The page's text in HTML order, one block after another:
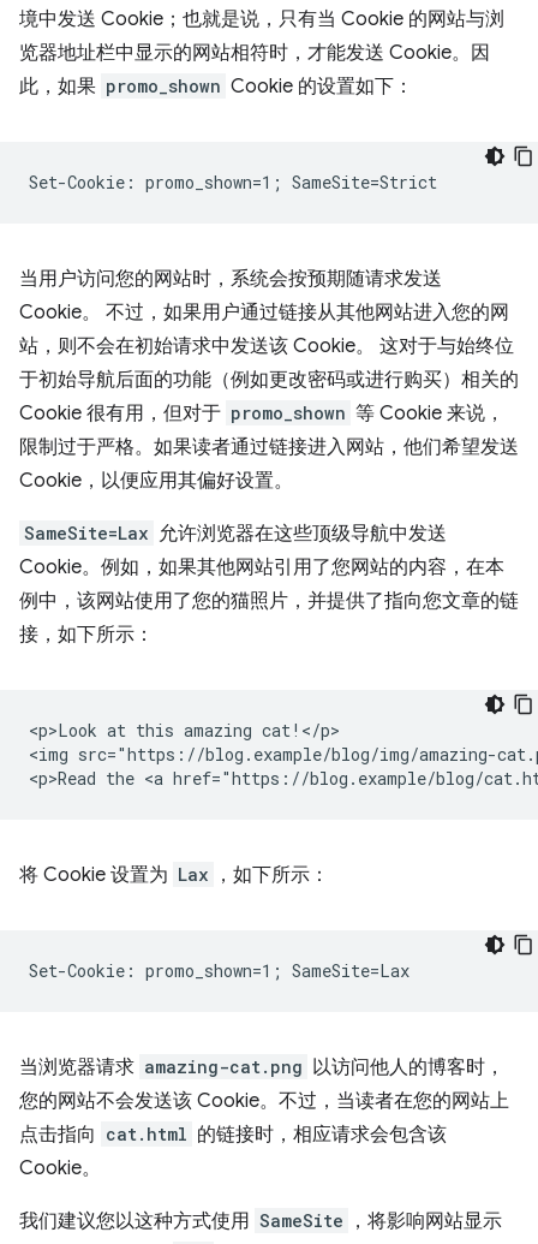
境中发送 Cookie；也就是说，只有当 Cookie 的网站与浏
览器地址栏中显示的网站相符时，才能发送 Cookie。因
此，如果 promo_shown Cookie 的设置如下：
当用户访问您的网站时，系统会按预期随请求发送
Cookie。 不过，如果用户通过链接从其他网站进入您的网
站，则不会在初始请求中发送该 Cookie。 这对于与始终位
于初始导航后面的功能（例如更改密码或进行购买）相关的
Cookie 很有用，但对于 promo_shown 等 Cookie 来说，
限制过于严格。如果读者通过链接进入网站，他们希望发送
Cookie，以便应用其偏好设置。
SameSite=Lax 允许浏览器在这些顶级导航中发送
Cookie。例如，如果其他网站引用了您网站的内容，在本
例中，该网站使用了您的猫照片，并提供了指向您文章的链
接，如下所示：
<p>Look at this amazing cat!</p>
<img src="https://blog.example/blog/img/amazing-
将 Cookie 设置为 Lax ，如下所示：
当浏览器请求 amazing-cat.png 以访问他人的博客时，
您的网站不会发送该 Cookie。不过，当读者在您的网站上
点击指向 cat.html 的链接时，相应请求会包含该
Cookie。
我们建议您以这种方式使用 SameSite
，将影响网站显示